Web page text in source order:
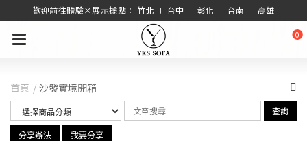
歡迎前往體驗×展示據點： 竹北 ∣ 台中 ∣ 彰化 ∣ 台南 ∣ 高雄
0
首頁 沙發實境開箱
查詢
分享辦法 我要分享